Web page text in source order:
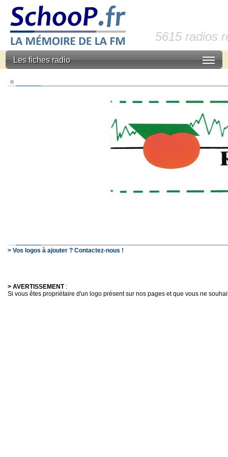
5615 radios
Les fiches radio
> Vos logos à ajouter ? Contactez-nous !
> AVERTISSEMENT:
Si vous êtes propriétaire d'un logo présent sur nos pages et que vous ne